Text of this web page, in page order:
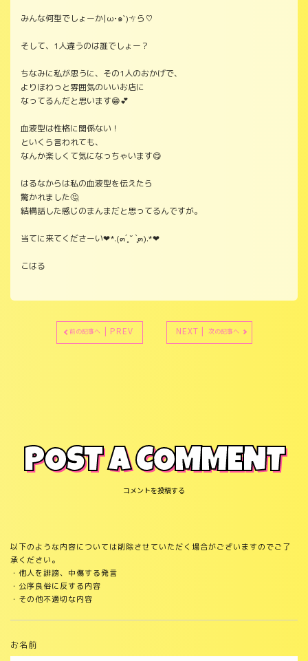
みんな何型でしょーか|ω•๑`)ㄘら♡
そして、1人違うのは誰でしょー？
ちなみに私が思うに、その1人のおかげで、
よりほわっと雰囲気のいいお店に
なってるんだと思います😁💕
血液型は性格に関係ない！
といくら言われても、
なんか楽しくて気になっちゃいます😋
はるなからは私の血液型を伝えたら
驚かれました🤔
結構話した感じのまんまだと思ってるんですが。
当てに来てくださーい❤*.(๓´͈ ˘ `͈๓).*❤
こはる
前の記事へ | PREV NEXT | 次の記事へ
POST A COMMENT
コメントを投稿する
以下のような内容については削除させていただく場合がございますのでご了
承ください。
・他人を誹謗、中傷する発言
・公序良俗に反する内容
・その他不適切な内容
お名前